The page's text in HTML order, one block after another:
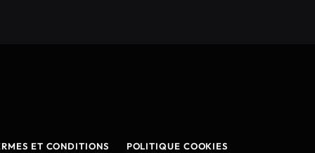
ET CONDITIONS POLITIQUE COOKIES